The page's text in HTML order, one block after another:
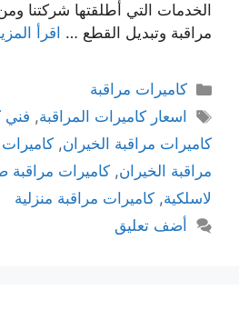
الخدمات التي أطلقتها شركتنا
مراقبة وتبديل القطع … اقرأ
كاميرات مراقبة
اسعار كاميرات المراقبة, فني
كاميرات مراقبة الخيران,
مراقبة الخيران, كاميرات مراقبة
لاسلكية, كاميرات مراقبة منزلية
أضف تعليق